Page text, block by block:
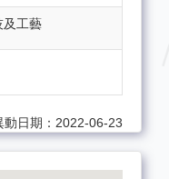
及工藝
動日期：2022-06-23